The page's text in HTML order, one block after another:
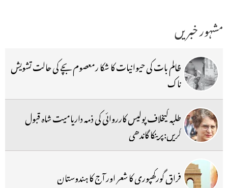
مشہور خبریں
ظالم بات کی حیوانیات کا شکا رمعصوم بچے کی حالت تشویش
ناک
طلبہ کیخلاف پولیس کارروائی کی ذمہ داریامیت شاہ قبول
کریں:پرینکا گاندھی
فراق گورکھپوری کا شعر اور آج کا ہندوستان